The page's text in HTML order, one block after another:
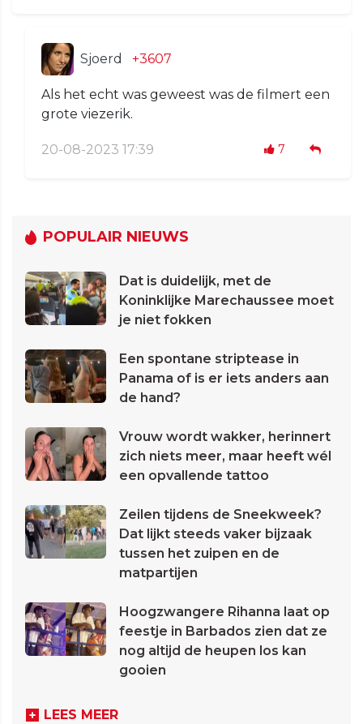
Sjoerd +3607
Als het echt was geweest was de filmert een
grote viezerik.
20-08-2023 17:39 7
POPULAIR NIEUWS
Dat is duidelijk, met de
Koninklijke Marechaussee moet
je niet fokken
Een spontane striptease in
Panama of is er iets anders aan
de hand?
Vrouw wordt wakker, herinnert
zich niets meer, maar heeft wél
een opvallende tattoo
Zeilen tijdens de Sneekweek?
Dat lijkt steeds vaker bijzaak
tussen het zuipen en de
matpartijen
Hoogzwangere Rihanna laat op
feestje in Barbados zien dat ze
nog altijd de heupen los kan
gooien
LEES MEER